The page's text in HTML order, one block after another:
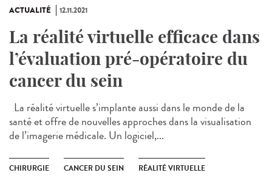
ACTUALITÉ 12.11.2021
La réalité virtuelle efficace dans
l’évaluation pré-opératoire du
cancer du sein
La réalité virtuelle s’implante aussi dans le monde de la
santé et offre de nouvelles approches dans la visualisation
de l’imagerie médicale. Un logiciel,...
CHIRURGIE CANCER DU SEIN RÉALITÉ VIRTUELLE